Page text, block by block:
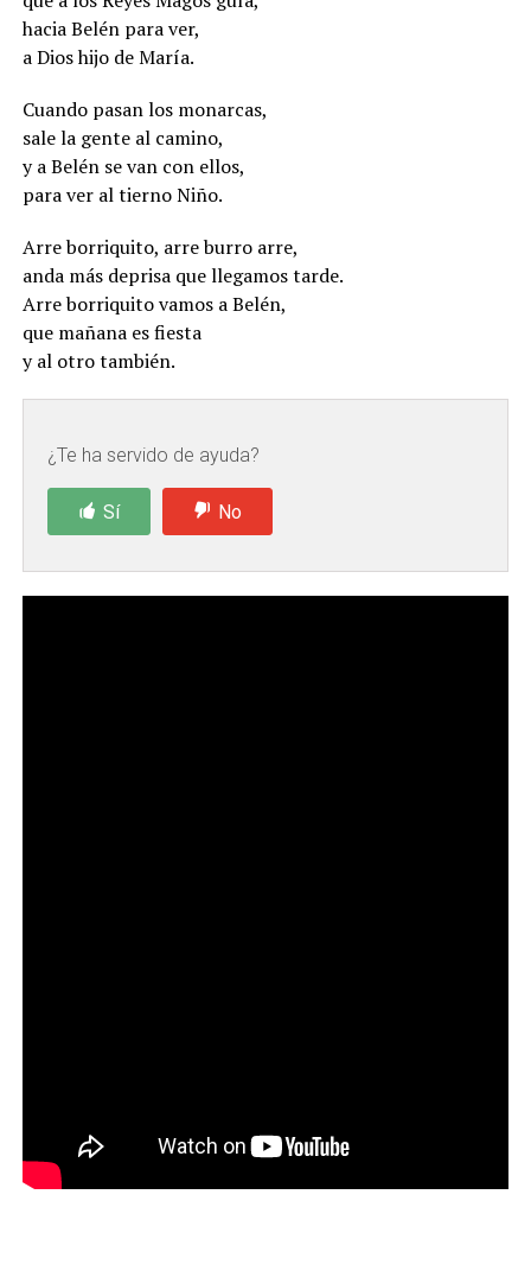
hacia Belén para ver,
a Dios hijo de María.
Cuando pasan los monarcas,
sale la gente al camino,
y a Belén se van con ellos,
para ver al tierno Niño.
Arre borriquito, arre burro arre,
anda más deprisa que llegamos tarde.
Arre borriquito vamos a Belén,
que mañana es fiesta
y al otro también.
¿Te ha servido de ayuda?
Sí No